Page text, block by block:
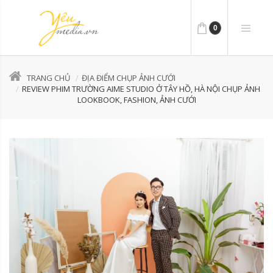
0
TRANG CHỦ
ĐỊA ĐIỂM CHỤP ẢNH CƯỚI
REVIEW PHIM TRƯỜNG AIME STUDIO Ở TÂY HỒ, HÀ NỘI CHỤP ẢNH
LOOKBOOK, FASHION, ẢNH CƯỚI